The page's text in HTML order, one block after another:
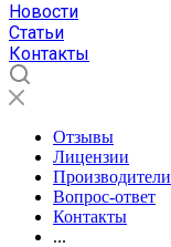
Новости
Статьи
Контакты
Отзывы
Лицензии
Производители
Вопрос-ответ
Контакты
...